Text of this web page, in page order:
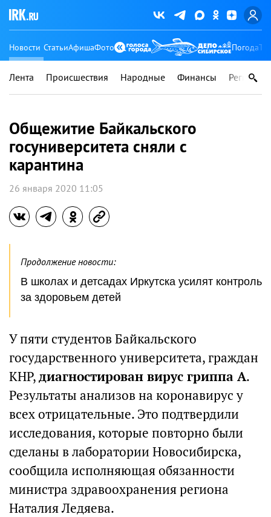
Новости СтатьиАфишаФото Погода
Лента Происшествия Народные Финансы Регионы
Общежитие Байкальского
госуниверситета сняли с
карантина
26 января 2020 11:05
Продолжение новости:
В школах и детсадах Иркутска усилят контроль
за здоровьем детей
У пяти студентов Байкальского
государственного университета, граждан
КНР,диагностирован вирус гриппа А.
Результаты анализов на коронавирус у
всех отрицательные. Это подтвердили
исследования, которые повторно были
сделаны в лаборатории Новосибирска,
сообщила исполняющая обязанности
министра здравоохранения региона
Наталия Ледяева.